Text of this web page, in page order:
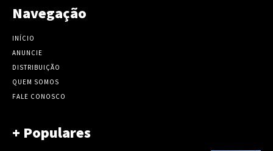
Navegação
INÍCIO
ANUNCIE
DISTRIBUIÇÃO
QUEM SOMOS
FALE CONOSCO
+ Populares